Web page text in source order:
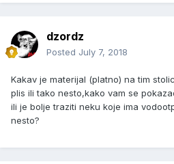
dzordz
Posted July 7, 2018
Kakav je materijal (platno) na tim
plis ili tako nesto,kako vam se
ili je bolje traziti neku koje ima
nesto?